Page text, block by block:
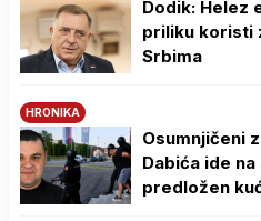
Dodik: Helez
priliku koristi
Srbima
HRONIKA
Osumnjičeni
Dabića ide
predložen